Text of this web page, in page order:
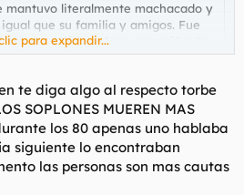
mantuvo literalmente machacado y
que su familia y amigos. Fue
pues dejó huerfano a un niño de
todo por la muerte tan pérfida que
la familia ha vuelto a la
continúa muy afectada, lógico,
querido...
de verdad.
todo aquello, pq tengo un amigo q
y creo q con esa actitud se estan
para expandir...
te diga algo al respecto torbe
SOPLONES MUEREN MAS
los 80 apenas uno hablaba
siguiente lo encontraban
las personas son mas cautas